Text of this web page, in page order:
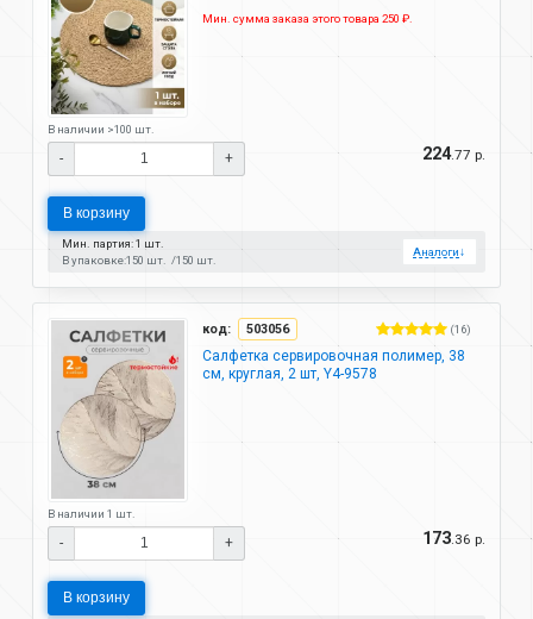
Мин. сумма заказа этого товара 250 ₽.
В наличии >100 шт.
- + 224.77 р.
В корзину
Мин. партия: 1 шт.
В упаковке:150 шт. 150 шт.
Аналоги↓
код: 503056 (16)
Салфетка сервировочная полимер, 38
см, круглая, 2 шт, Y4-9578
В наличии 1 шт.
- + 173 .36 р.
В корзину